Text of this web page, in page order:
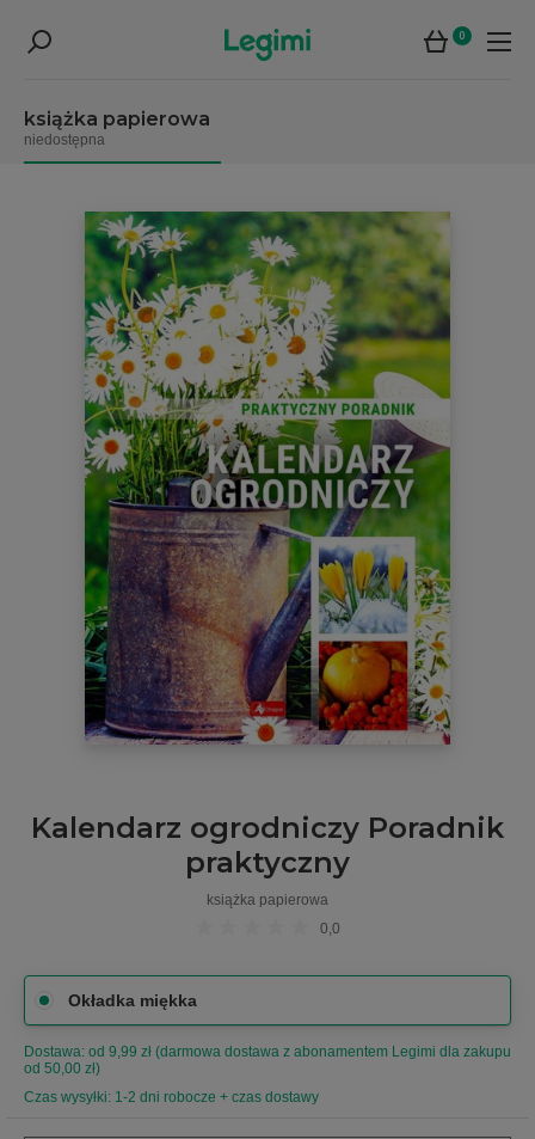
0
książka papierowa
niedostępna
Kalendarz ogrodniczy Poradnik
praktyczny
książka papierowa
0,0
Okładka miękka
Dostawa: od 9,99 zł (darmowa dostawa z abonamentem Legimi dla zakupu
od 50,00 zł)
Czas wysyłki: 1-2 dni robocze + czas dostawy